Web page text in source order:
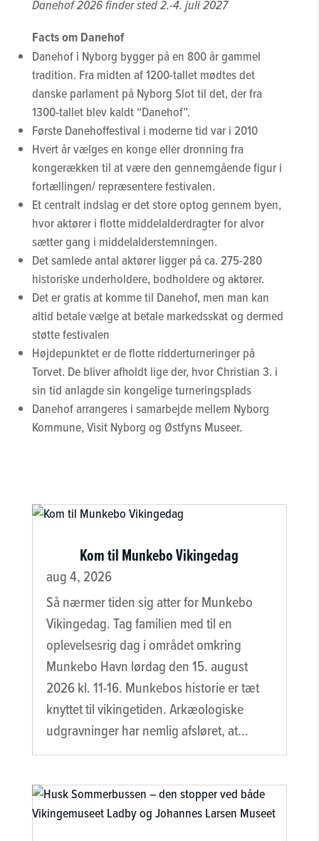
Danehof 2026 finder sted 2.-4. juli 2027
Facts om Danehof
Danehof i Nyborg bygger på en 800 år gammel
tradition. Fra midten af 1200-tallet mødtes det
danske parlament på Nyborg Slot til det, der fra
1300-tallet blev kaldt “Danehof”.
Første Danehoffestival i moderne tid var i 2010
Hvert år vælges en konge eller dronning fra
kongerækken til at være den gennemgående figur i
fortællingen/ repræsentere festivalen.
Et centralt indslag er det store optog gennem byen,
hvor aktører i flotte middelalderdragter for alvor
sætter gang i middelalderstemningen.
Det samlede antal aktører ligger på ca. 275-280
historiske underholdere, bodholdere og aktører.
Det er gratis at komme til Danehof, men man kan
altid betale vælge at betale markedsskat og dermed
støtte festivalen
Højdepunktet er de flotte ridderturneringer på
Torvet. De bliver afholdt lige der, hvor Christian 3. i
sin tid anlagde sin kongelige turneringsplads
Danehof arrangeres i samarbejde mellem Nyborg
Kommune, Visit Nyborg og Østfyns Museer.
Kom til Munkebo Vikingedag
aug 4, 2026
Så nærmer tiden sig atter for Munkebo
Vikingedag. Tag familien med til en
oplevelsesrig dag i området omkring
Munkebo Havn lørdag den 15. august
2026 kl. 11-16. Munkebos historie er tæt
knyttet til vikingetiden. Arkæologiske
udgravninger har nemlig afsløret, at...